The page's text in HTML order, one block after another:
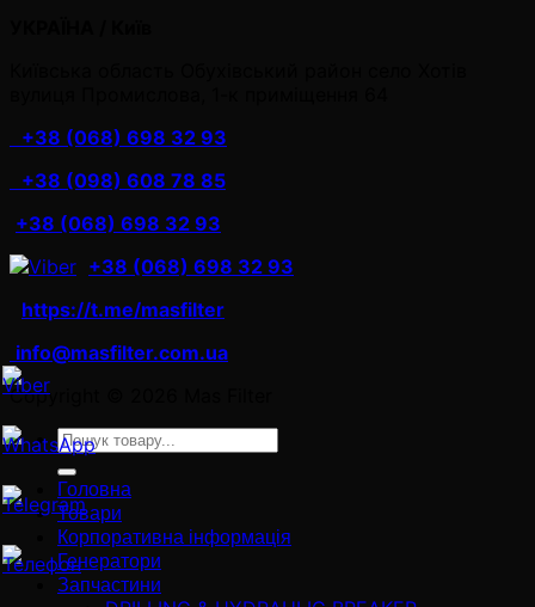
+38 (068) 698 32 93
+38 (098) 608 78 85
+38 (068) 698 32 93
+38 (068) 698 32 93
https://t.me/masfilter
info@masfilter.com.ua
Copyright © 2026 Mas Filter
Ara:
Головна
Товари
Корпоративна інформація
Генератори
Запчастини